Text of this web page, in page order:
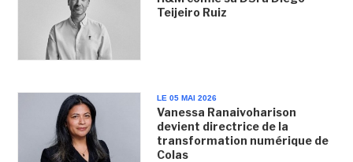
Teijeiro Ruiz
LE 05 MAI 2026
Vanessa Ranaivoharison
devient directrice de la
transformation numérique de
Colas